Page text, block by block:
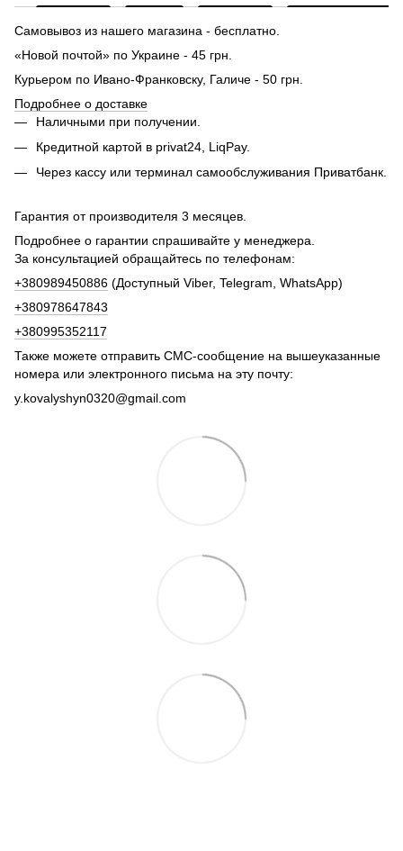
Самовывоз из нашего магазина - бесплатно.
«Новой почтой» по Украине - 45 грн.
Курьером по Ивано-Франковску, Галиче - 50 грн.
Подробнее о доставке
Наличными при получении.
Кредитной картой в privat24, LiqPay.
Через кассу или терминал самообслуживания Приватбанк.
Гарантия от производителя 3 месяцев.
Подробнее о гарантии спрашивайте у менеджера.
За консультацией обращайтесь по телефонам:
+380989450886 (Доступный Viber, Telegram, WhatsApp)
+380978647843
+380995352117
Также можете отправить СМС-сообщение на вышеуказанные
номера или электронного письма на эту почту:
y.kovalyshyn0320@gmail.com